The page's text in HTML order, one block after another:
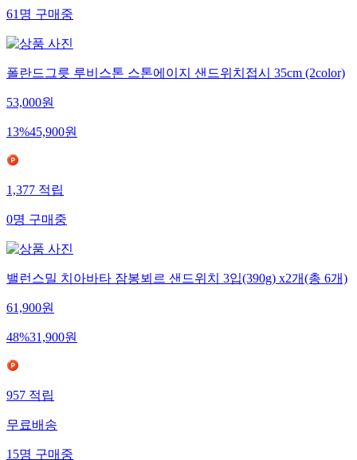
61명구매중
폴란드그릇 루비스톤 스톤에이지 샌드위치접시 35cm (2color)
53,000원
13%45,900원
1,377적립
0명구매중
밸런스밀 치아바타 잠봉뵈르 샌드위치 3입(390g) x2개(총 6개)
61,900원
48%31,900원
957적립
무료배송